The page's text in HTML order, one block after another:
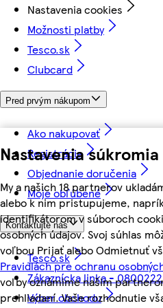
Nastavenia súkromia
My a našich 18 partnerov
alebo k nim pristupujeme,
identifikátorom v súboroch
osobných údajov. Svoj súhlas
voľbou Prijať alebo Odmietnuť
Pravidlách pre ochranu
voľby oznámime našim
prehliadaní. Vaše rozhodnutie
Nastavenia cookies
Možnosti platby
Tesco.sk
Clubcard
Pred prvým nákupom
Ako nakupovať
Registrácia
Objednanie doručenia
Moje obľúbené
Kontaktujte nás
Tesco.sk
Zákaznícka linka -
Výber obchodu